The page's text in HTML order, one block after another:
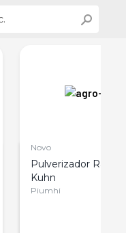
Novo
Pulverizador
Kuhn
Piumhi